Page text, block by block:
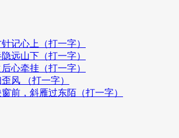
记心上（打一字）
远山下（打一字）
心牵挂（打一字）
风 （打一字）
前，斜雁过东陌（打一字）